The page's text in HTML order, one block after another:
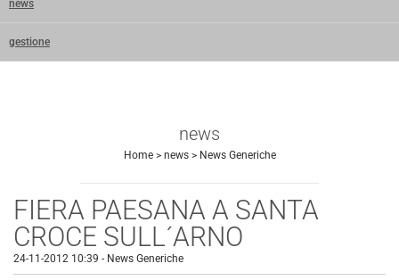
news
gestione
news
Home> news> News Generiche
FIERA PAESANA A SANTA
CROCE SULL´ARNO
24-11-2012 10:39 - News Generiche